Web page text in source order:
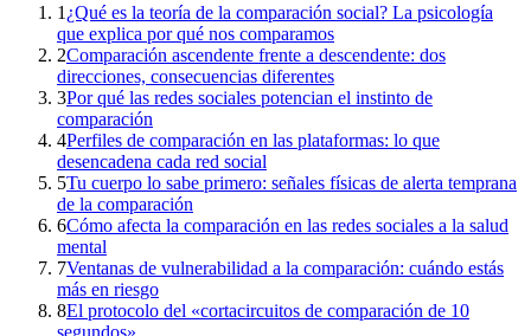
1 ¿Qué es la teoría de la comparación social? La psicología
que explica por qué nos comparamos
2Comparación ascendente frente a descendente: dos
direcciones, consecuencias diferentes
3Por qué las redes sociales potencian el instinto de
comparación
4Perfiles de comparación en las plataformas: lo que
desencadena cada red social
5Tu cuerpo lo sabe primero: señales físicas de alerta temprana
de la comparación
6Cómo afecta la comparación en las redes sociales a la salud
mental
7Ventanas de vulnerabilidad a la comparación: cuándo estás
más en riesgo
8El protocolo del «cortacircuitos de comparación de 10
segundos»